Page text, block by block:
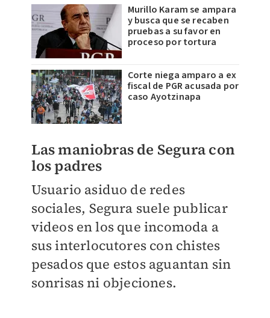
Murillo Karam se ampara
y busca que se recaben
pruebas a su favor en
proceso por tortura
Corte niega amparo a ex
fiscal de PGR acusada por
caso Ayotzinapa
Las maniobras de Segura con
los padres
Usuario asiduo de redes
sociales, Segura suele publicar
videos en los que incomoda a
sus interlocutores con chistes
pesados que estos aguantan sin
sonrisas ni objeciones.